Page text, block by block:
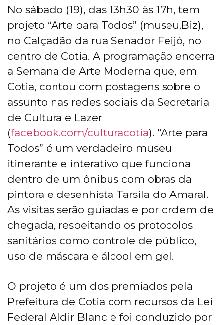
No sábado (19), das 13h30 às 17h, tem
projeto “Arte para Todos” (museu.Biz),
no Calçadão da rua Senador Feijó, no
centro de Cotia. A programação encerra
a Semana de Arte Moderna que, em
Cotia, contou com postagens sobre o
assunto nas redes sociais da Secretaria
de Cultura e Lazer
(facebook.com/culturacotia). “Arte para
Todos” é um verdadeiro museu
itinerante e interativo que funciona
dentro de um ônibus com obras da
pintora e desenhista Tarsila do Amaral.
As visitas serão guiadas e por ordem de
chegada, respeitando os protocolos
sanitários como controle de público,
uso de máscara e álcool em gel.
O projeto é um dos premiados pela
Prefeitura de Cotia com recursos da Lei
Federal Aldir Blanc e foi conduzido por